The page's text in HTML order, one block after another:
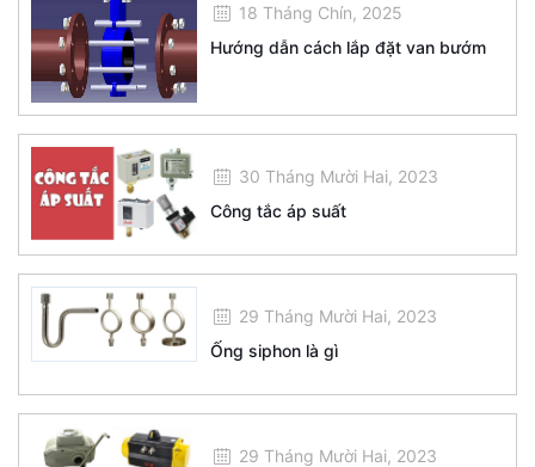
18 Tháng Chín, 2025
Hướng dẫn cách lắp đặt van bướm
30 Tháng Mười Hai, 2023
Công tắc áp suất
29 Tháng Mười Hai, 2023
Ống siphon là gì
29 Tháng Mười Hai, 2023